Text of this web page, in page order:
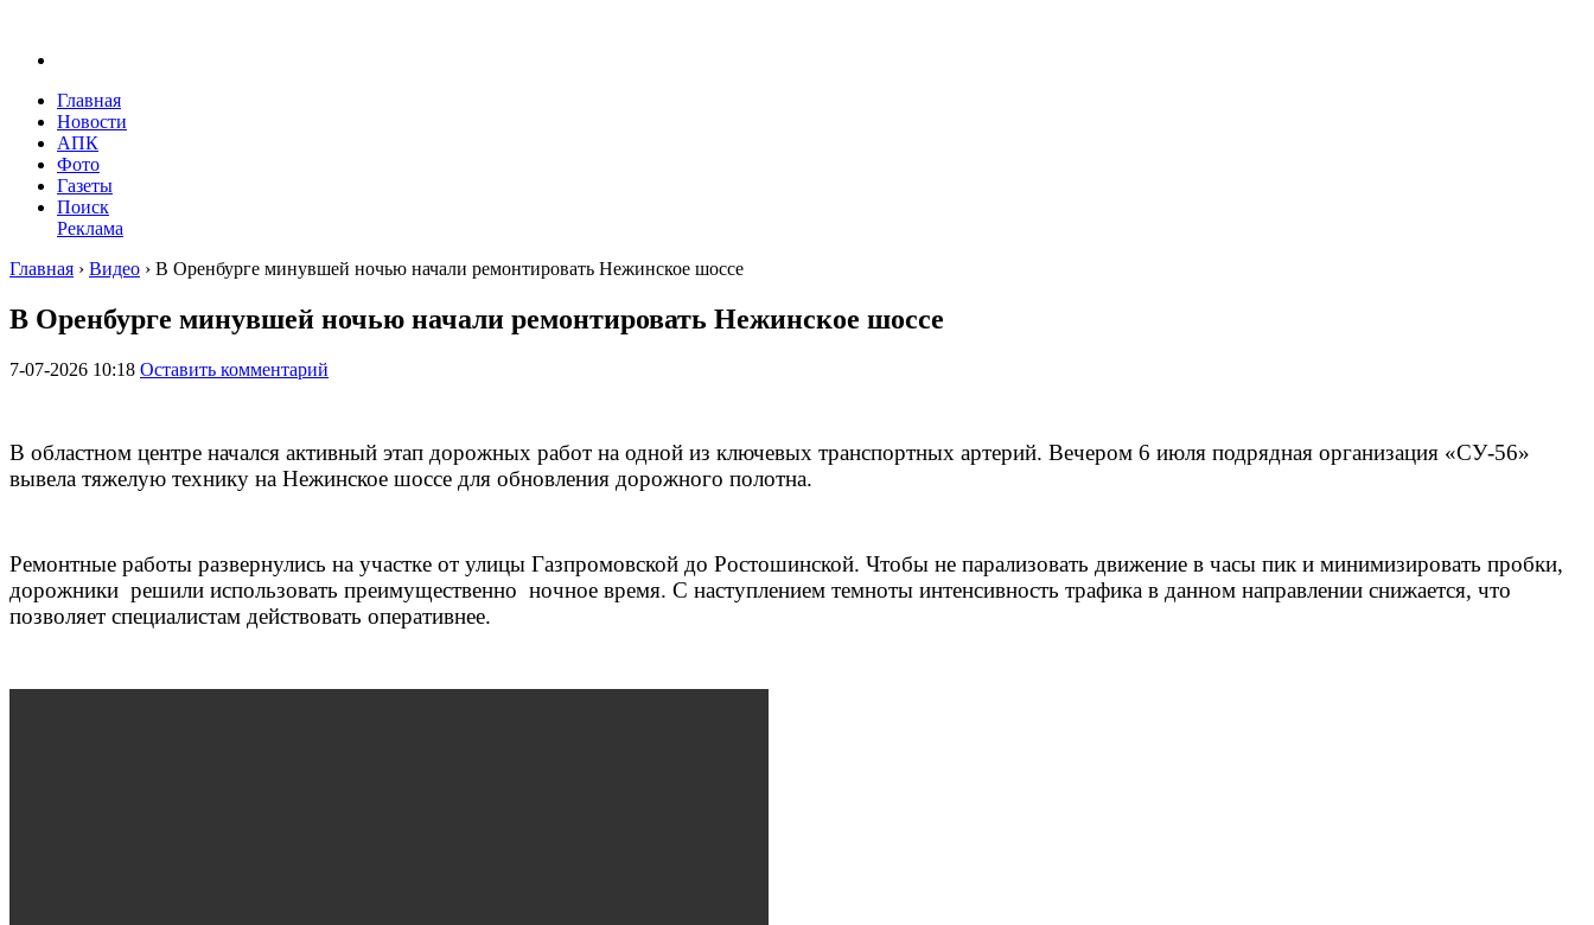
Главная
Новости
АПК
Фото
Газеты
Поиск
Реклама
Главная › Видео › В Оренбурге минувшей ночью начали ремонтировать Нежинское шоссе
В Оренбурге минувшей ночью начали ремонтировать Нежинское шоссе
7-07-2026 10:18 Оставить комментарий
В областном центре начался активный этап дорожных работ на одной из ключевых транспортных артерий. Вечером 6 июля подрядная организация «СУ-56»
вывела тяжелую технику на Нежинское шоссе для обновления дорожного полотна.
Ремонтные работы развернулись на участке от улицы Газпромовской до Ростошинской. Чтобы не парализовать движение в часы пик и минимизировать пробки,
дорожники решили использовать преимущественно ночное время. С наступлением темноты интенсивность трафика в данном направлении снижается, что
позволяет специалистам действовать оперативнее.